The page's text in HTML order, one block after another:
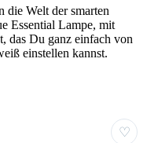
die Welt der smarten
Essential Lampe, mit
das Du ganz einfach von
einstellen kannst.
♡